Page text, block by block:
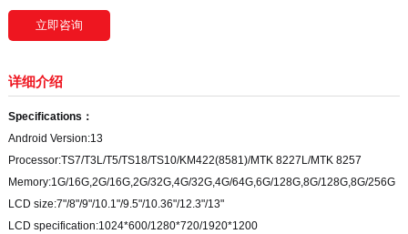
立即咨询
详细介绍
Specifications：
Android Version:13
Processor:TS7/T3L/T5/TS18/TS10/KM422(8581)/MTK 8227L/MTK 8257
Memory:1G/16G,2G/16G,2G/32G,4G/32G,4G/64G,6G/128G,8G/128G,8G/256G
LCD size:7"/8"/9"/10.1"/9.5"/10.36"/12.3"/13"
LCD specification:1024*600/1280*720/1920*1200